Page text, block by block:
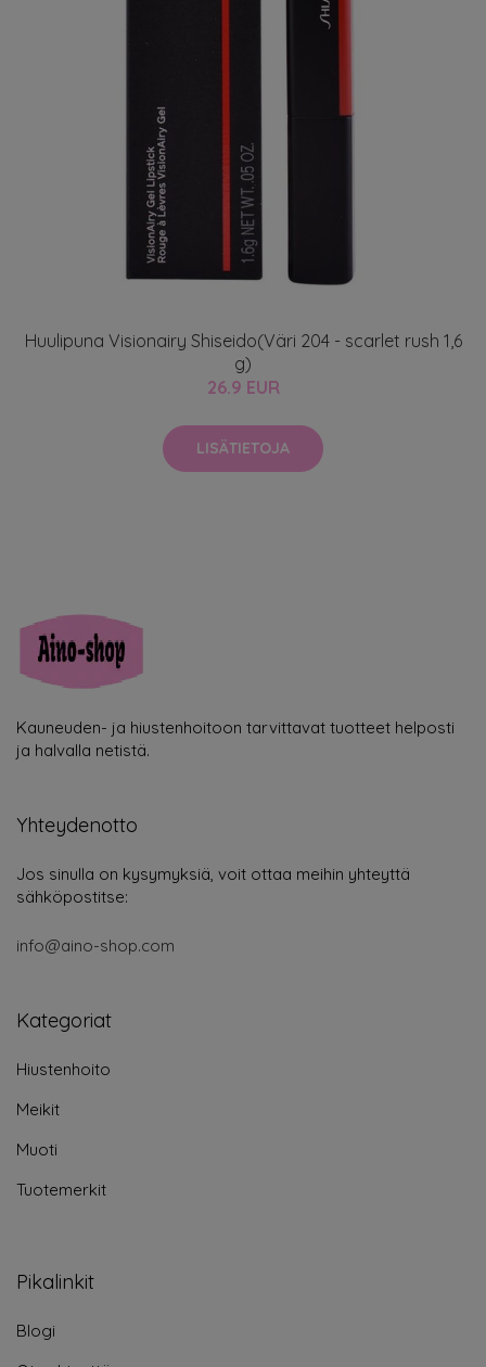
Huulipuna Visionairy Shiseido(Väri 204 - scarlet rush 1,6
g)
26.9 EUR
LISÄTIETOJA
Kauneuden- ja hiustenhoitoon tarvittavat tuotteet helposti
ja halvalla netistä.
Yhteydenotto
Jos sinulla on kysymyksiä, voit ottaa meihin yhteyttä
sähköpostitse:
info@aino-shop.com
Kategoriat
Hiustenhoito
Meikit
Muoti
Tuotemerkit
Pikalinkit
Blogi